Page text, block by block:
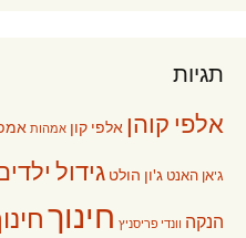
תגיות
אלפי קוהן אלפי קון אמהות
ג'אן האנט ג'ון הולט גידול
הנקה וונדי פריסניץ חינוך